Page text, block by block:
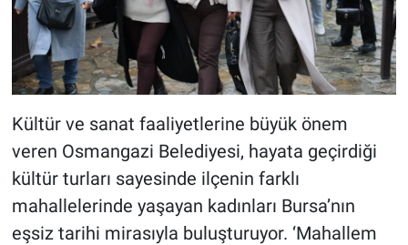
Kültür ve sanat faaliyetlerine büyük önem
veren Osmangazi Belediyesi, hayata geçirdiği
kültür turları sayesinde ilçenin farklı
mahallelerinde yaşayan kadınları Bursa’nın
eşsiz tarihi mirasıyla buluşturuyor. ‘Mahallem